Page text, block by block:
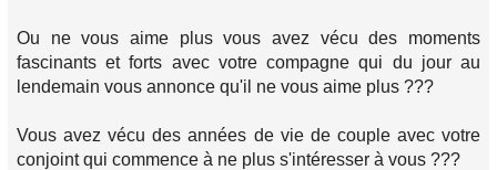
Ou ne vous aime plus vous avez vécu des moments
fascinants et forts avec votre compagne qui du jour au
lendemain vous annonce qu'il ne vous aime plus ???
Vous avez vécu des années de vie de couple avec votre
conjoint qui commence à ne plus s'intéresser à vous ???